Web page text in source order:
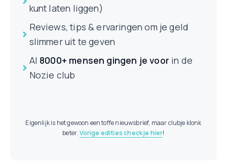
kunt laten liggen)
Reviews, tips & ervaringen om je geld
slimmer uit te geven
Al 8000+ mensen gingen je voor in de
Nozie club
Eigenlijk is het gewoon een toffe nieuwsbrief, maar clubje klonk
beter. Vorige edities check je hier!